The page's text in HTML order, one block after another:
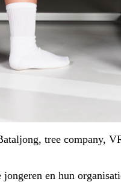
tree company,
en hun